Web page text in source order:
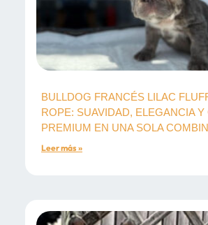
BULLDOG FRANCÉS LILAC
ROPE: SUAVIDAD, ELEGANCIA Y
PREMIUM EN UNA SOLA
Leer más »